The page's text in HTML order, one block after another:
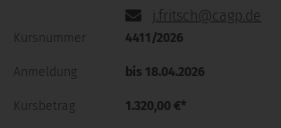
j.fritsch@cagp.de
Kursnummer 4411/2026
Anmeldung bis 18.04.2026
Kursbetrag 1.320,00 €*